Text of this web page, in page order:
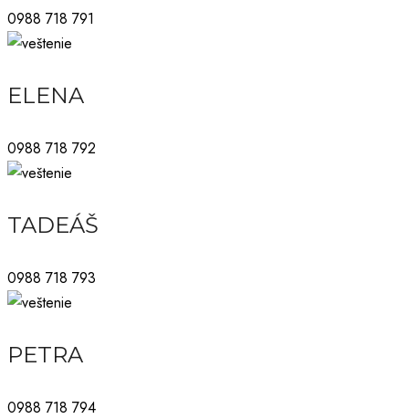
0988 718 791
ELENA
0988 718 792
TADEÁŠ
0988 718 793
PETRA
0988 718 794